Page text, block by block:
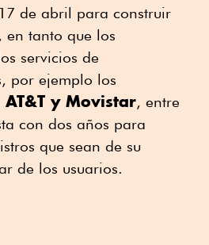
de abril para construir
en tanto que los
servicios de
por ejemplo los
AT&T y Movistar, entre
con dos años para
que sean de su
de los usuarios.